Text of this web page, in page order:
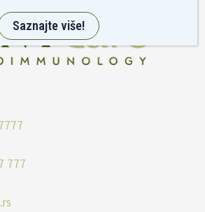
777
Saznajte više!